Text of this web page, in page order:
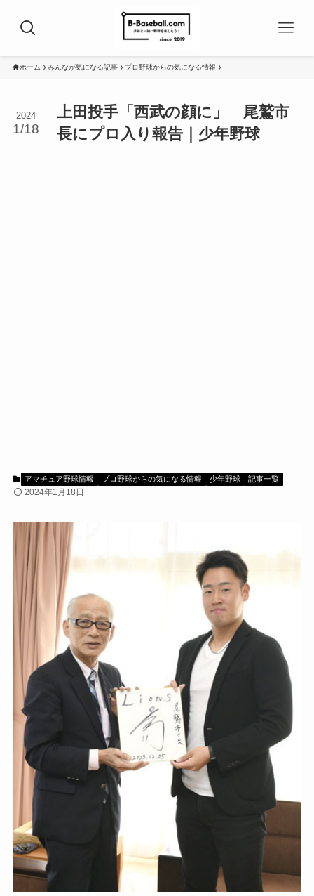
ホーム みんなが気になる記事 プロ野球からの気になる情報
上田投手「西武の顔に」 尾鷲市
長にプロ入り報告｜少年野球
2024
1/18
アマチュア野球情報 プロ野球からの気になる情報 少年野球 記事一覧
2024年1月18日